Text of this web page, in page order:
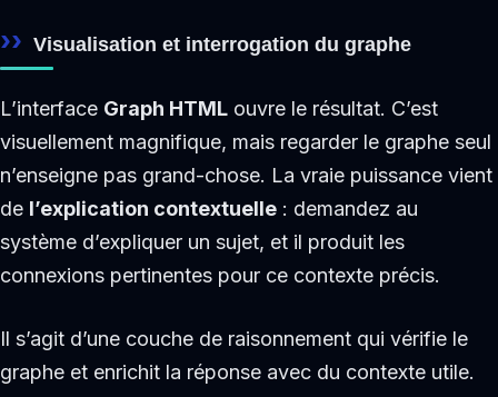
Visualisation et interrogation du graphe
L’interface Graph HTML ouvre le résultat. C’est
visuellement magnifique, mais regarder le graphe seul
n’enseigne pas grand-chose. La vraie puissance vient
de l’explication contextuelle : demandez au
système d’expliquer un sujet, et il produit les
connexions pertinentes pour ce contexte précis.
Il s’agit d’une couche de raisonnement qui vérifie le
graphe et enrichit la réponse avec du contexte utile.